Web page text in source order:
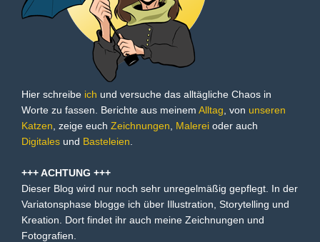
Hier schreibe ich und versuche das alltägliche Chaos in
Worte zu fassen. Berichte aus meinem Alltag , von unseren
Katzen , zeige euch Zeichnungen Malerei oder auch
Digitales und Basteleien
+++ ACHTUNG +++
Dieser Blog wird nur noch sehr unregelmäßig gepflegt. In der
Variatonsphase blogge ich über Illustration, Storytelling und
Kreation. Dort findet ihr auch meine Zeichnungen und
Fotografien.